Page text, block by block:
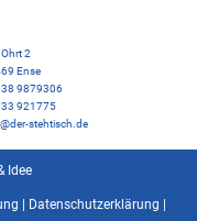
2
Ense
9879306
921775
stehtisch.de
Idee
| Datenschutzerklärung |